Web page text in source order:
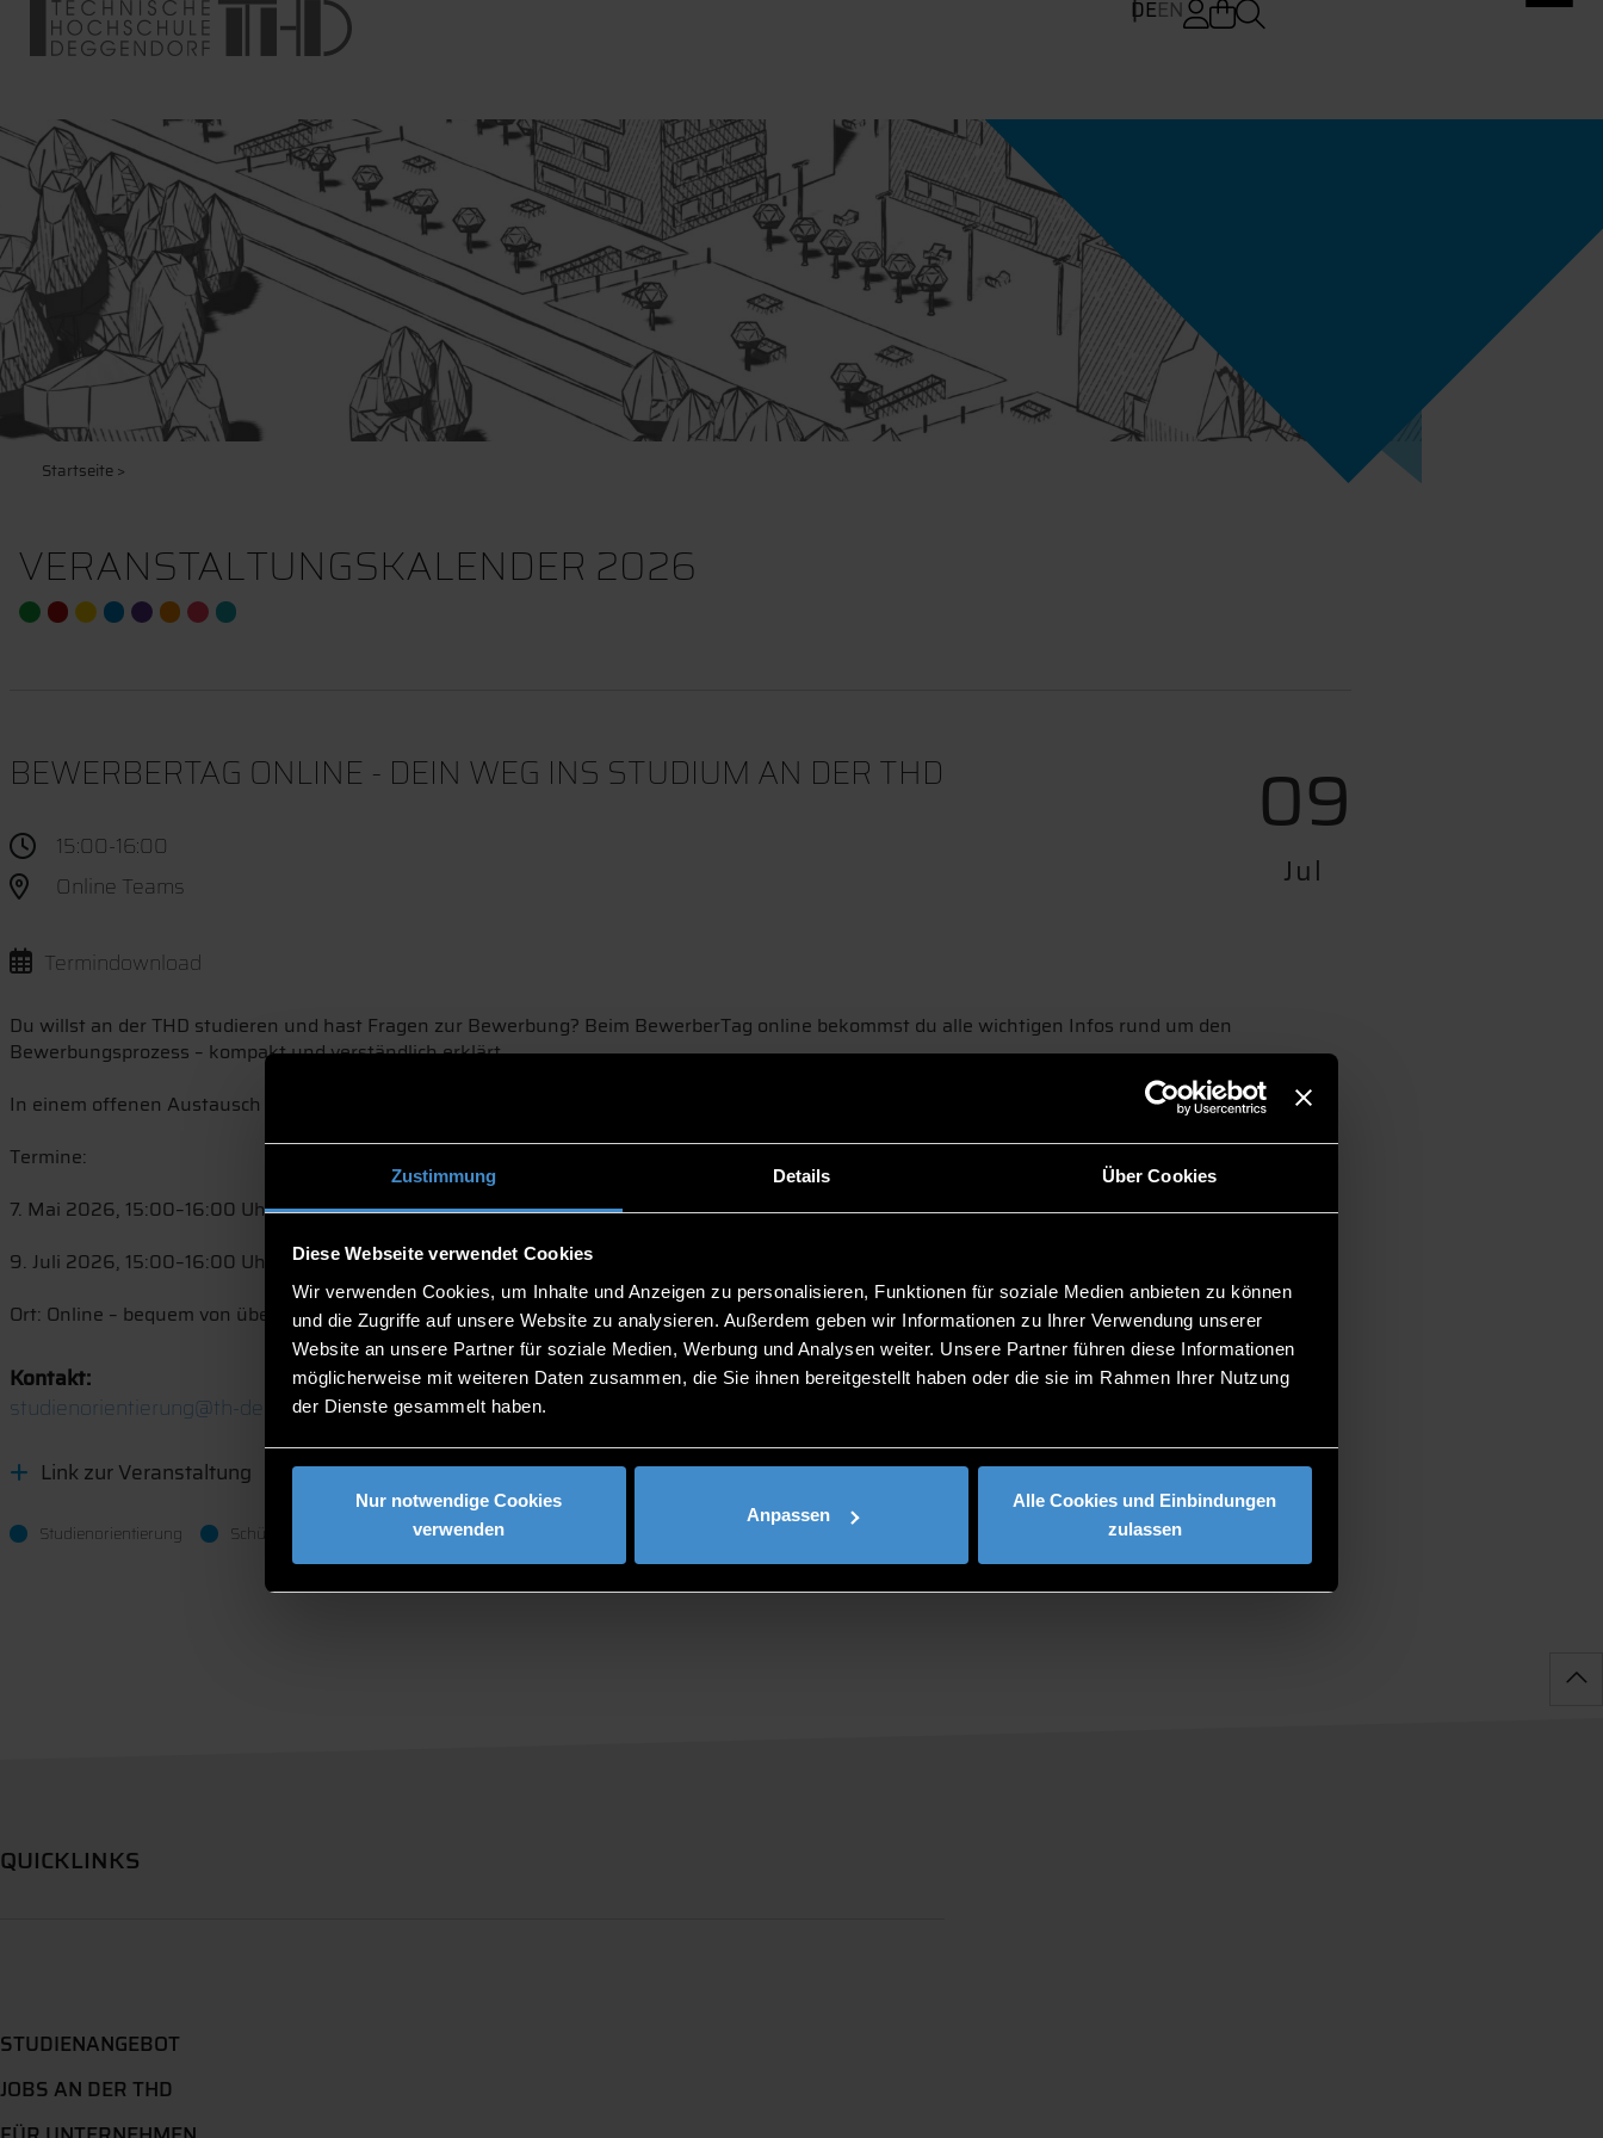
Zustimmung Details Über Cookies
Diese Webseite verwendet Cookies
Wir verwenden Cookies, um Inhalte und Anzeigen zu personalisieren, Funktionen für soziale Medien anbieten zu können
und die Zugriffe auf unsere Website zu analysieren. Außerdem geben wir Informationen zu Ihrer Verwendung unserer
Website an unsere Partner für soziale Medien, Werbung und Analysen weiter. Unsere Partner führen diese Informationen
möglicherweise mit weiteren Daten zusammen, die Sie ihnen bereitgestellt haben oder die sie im Rahmen Ihrer Nutzung
der Dienste gesammelt haben.
Nur notwendige Cookies
verwenden
Anpassen
Alle Cookies und Einbindungen
zulassen
DEEN
Startseite>
VERANSTALTUNGSKALENDER 2026
BEWERBERTAG ONLINE - DEIN WEG INS STUDIUM AN DER THD
15:00-16:00
Online Teams
Termindownload
09
Jul
Du willst an der THD studieren und hast Fragen zur Bewerbung? Beim BewerberTag online bekommst du alle wichtigen Infos rund um den
Bewerbungsprozess – kompakt und verständlich erklärt.
In einem offenen Austausch hast du außerdem die Möglichkeit, deine Fragen direkt zu stellen.
Termine:
7. Mai 2026, 15:00–16:00 Uhr
9. Juli 2026, 15:00–16:00 Uhr
Ort: Online – bequem von überall aus dabei sein! Jetzt informieren und durchstarten!
Kontakt:
studienorientierung@th-deg.de
Link zur Veranstaltung
Studienorientierung Schülerinnen, Schüler, Eltern, Lehrkräfte
QUICKLINKS
STUDIENANGEBOT
JOBS AN DER THD